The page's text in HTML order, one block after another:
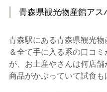
青森県観光物産館アス
青森駅にある青森県観光
＆全て手に入る系の口コ
が、お土産やさんは何店
商品がかぶっていて試食も